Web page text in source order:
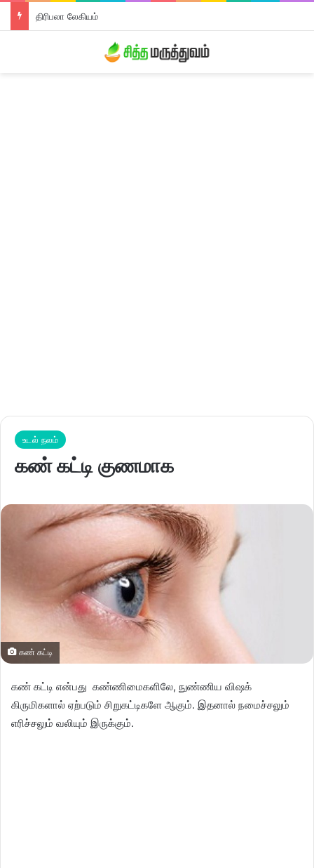
திரிபலா லேகியம்
உடல் நலம்
கண் கட்டி குணமாக
கண் கட்டி
கண் கட்டி என்பது கண்ணிமைகளிலே, நுண்ணிய விஷக்
கிருமிகளால் ஏற்படும் சிறுகட்டிகளே ஆகும். இதனால் நமைச்சலும்
எரிச்சலும் வலியும் இருக்கும்.